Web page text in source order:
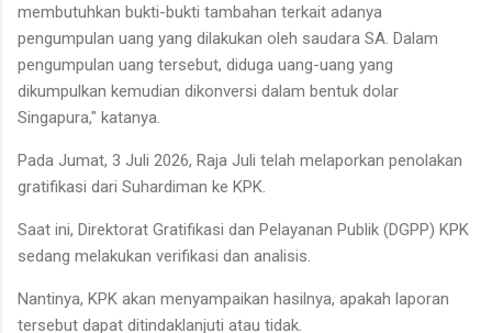
membutuhkan bukti-bukti tambahan terkait adanya
pengumpulan uang yang dilakukan oleh saudara SA. Dalam
pengumpulan uang tersebut, diduga uang-uang yang
dikumpulkan kemudian dikonversi dalam bentuk dolar
Singapura," katanya.
Pada Jumat, 3 Juli 2026, Raja Juli telah melaporkan penolakan
gratifikasi dari Suhardiman ke KPK.
Saat ini, Direktorat Gratifikasi dan Pelayanan Publik (DGPP) KPK
sedang melakukan verifikasi dan analisis.
Nantinya, KPK akan menyampaikan hasilnya, apakah laporan
tersebut dapat ditindaklanjuti atau tidak.